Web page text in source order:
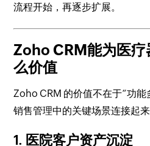
流程开始，再逐步扩展。
Zoho CRM能为医疗
么价值
Zoho CRM 的价值不在于“功
销售管理中的关键场景连接起来
1. 医院客户资产沉淀